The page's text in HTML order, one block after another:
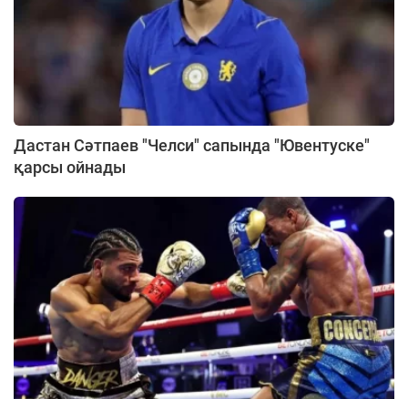
Дастан Сәтпаев "Челси" сапында "Ювентуске"
қарсы ойнады